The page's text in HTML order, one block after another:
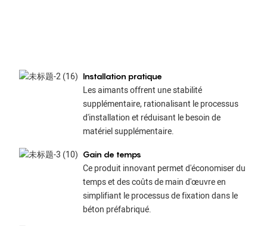
Installation pratique
Les aimants offrent une stabilité
supplémentaire, rationalisant le processus
d'installation et réduisant le besoin de
matériel supplémentaire.
Gain de temps
Ce produit innovant permet d'économiser du
temps et des coûts de main d'œuvre en
simplifiant le processus de fixation dans le
béton préfabriqué.